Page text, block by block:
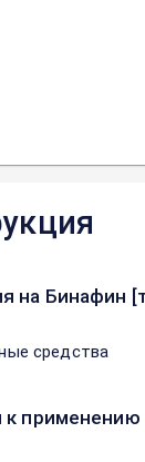
на Бинафин
средства
к применению